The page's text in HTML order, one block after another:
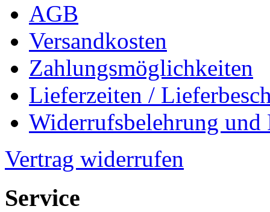
AGB
Versandkosten
Zahlungsmöglichkeiten
Lieferzeiten /
Widerrufsbelehrung und
Vertrag widerrufen
Service